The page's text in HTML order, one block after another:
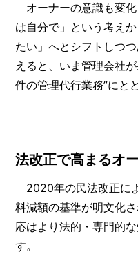
オーナーの意識も変
は自分で」という考え
たい」へとシフトしつ
えると、いま管理会社
件の管理代行業務”にと
法改正で高まるオ
2020年の民法改正に
料減額の基準が明文化
応はより法的・専門的
す。